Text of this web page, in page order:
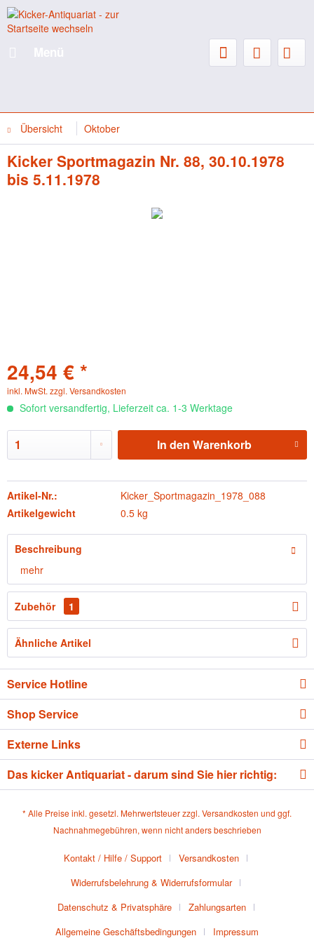
Übersicht Oktober
Kicker Sportmagazin Nr. 88, 30.10.1978
bis 5.11.1978
24,54 € *
inkl. MwSt. zzgl. Versandkosten
Sofort versandfertig, Lieferzeit ca. 1-3 Werktage
In den Warenkorb
Artikel-Nr.:
Kicker_Sportmagazin_1978_088
Artikelgewicht
0.5 kg
Beschreibung
mehr
Zubehör 1
Ähnliche Artikel
Service Hotline
Shop Service
Externe Links
Das kicker Antiquariat - darum sind Sie hier richtig:
* Alle Preise inkl. gesetzl. Mehrwertsteuer zzgl. Versandkosten und ggf.
Nachnahmegebühren, wenn nicht anders beschrieben
Kontakt / Hilfe / Support
Versandkosten
Widerrufsbelehrung & Widerrufsformular
Datenschutz & Privatsphäre
Zahlungsarten
Allgemeine Geschäftsbedingungen
Impressum